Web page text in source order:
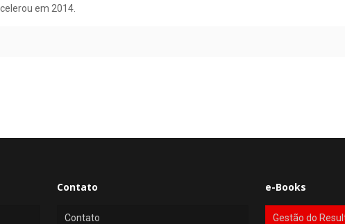
em 2014.
Contato
Contato
e-Books
Gestão do